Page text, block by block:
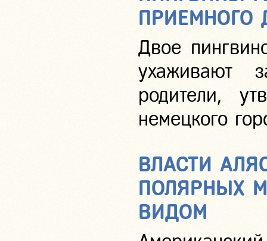
ПРИЕМНОГО
Двое
ухаживают
родители,
немецкого
ВЛАСТИ
ПОЛЯРНЫХ
ВИДОМ